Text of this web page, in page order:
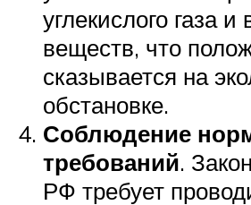
углекислого газа
веществ, что
сказывается на
обстановке.
Соблюдение
требований.
РФ требует